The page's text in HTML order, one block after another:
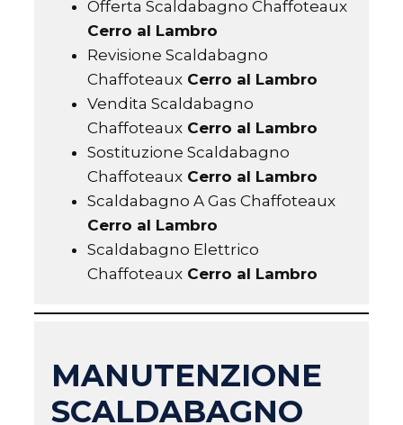
Offerta Scaldabagno Chaffoteaux
Cerro al Lambro
Revisione Scaldabagno
ChaffoteauxCerro al Lambro
Vendita Scaldabagno
ChaffoteauxCerro al Lambro
Sostituzione Scaldabagno
ChaffoteauxCerro al Lambro
Scaldabagno A Gas Chaffoteaux
Cerro al Lambro
Scaldabagno Elettrico
ChaffoteauxCerro al Lambro
MANUTENZIONE
SCALDABAGNO